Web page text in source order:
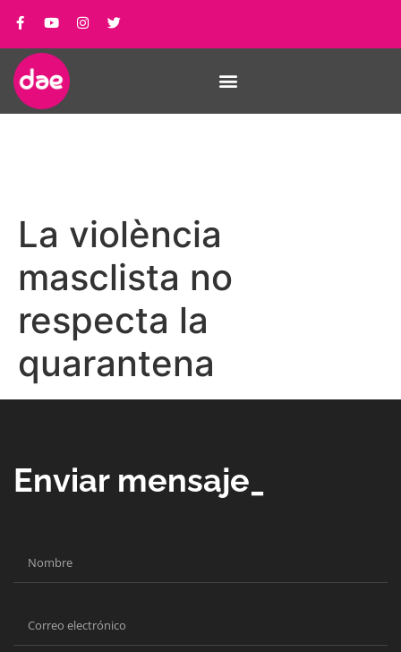
La violència
masclista no
respecta la
quarantena
Enviar mensaje_